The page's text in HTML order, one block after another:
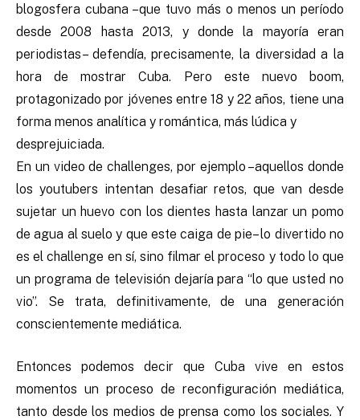
blogosfera cubana –que tuvo más o menos un período
desde 2008 hasta 2013, y donde la mayoría eran
periodistas– defendía, precisamente, la diversidad a la
hora de mostrar Cuba. Pero este nuevo boom,
protagonizado por jóvenes entre 18 y 22 años, tiene una
forma menos analítica y romántica, más lúdica y
desprejuiciada.
En un video de challenges, por ejemplo –aquellos donde
los youtubers intentan desafiar retos, que van desde
sujetar un huevo con los dientes hasta lanzar un pomo
de agua al suelo y que este caiga de pie– lo divertido no
es el challenge en sí, sino filmar el proceso y todo lo que
un programa de televisión dejaría para “lo que usted no
vio”. Se trata, definitivamente, de una generación
conscientemente mediática.
Entonces podemos decir que Cuba vive en estos
momentos un proceso de reconfiguración mediática,
tanto desde los medios de prensa como los sociales. Y